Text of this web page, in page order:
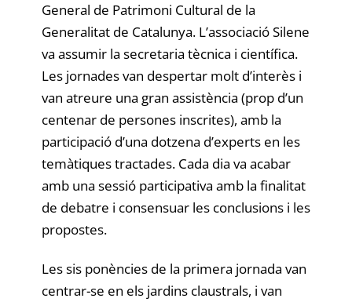
General de Patrimoni Cultural de la
Generalitat de Catalunya. L’associació Silene
va assumir la secretaria tècnica i científica.
Les jornades van despertar molt d’interès i
van atreure una gran assistència (prop d’un
centenar de persones inscrites), amb la
participació d’una dotzena d’experts en les
temàtiques tractades. Cada dia va acabar
amb una sessió participativa amb la finalitat
de debatre i consensuar les conclusions i les
propostes.
Les sis ponències de la primera jornada van
centrar-se en els jardins claustrals, i van